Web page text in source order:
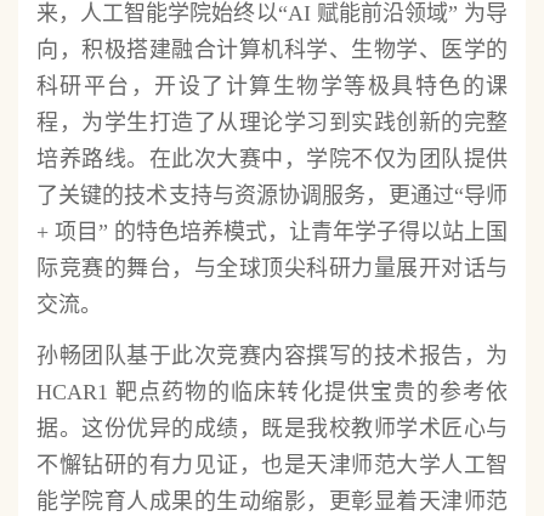
来，人工智能学院始终以“AI 赋能前沿领域” 为导
向，积极搭建融合计算机科学、生物学、医学的
科研平台，开设了计算生物学等极具特色的课
程，为学生打造了从理论学习到实践创新的完整
培养路线。在此次大赛中，学院不仅为团队提供
了关键的技术支持与资源协调服务，更通过“导师
+ 项目” 的特色培养模式，让青年学子得以站上国
际竞赛的舞台，与全球顶尖科研力量展开对话与
交流。
孙畅团队基于此次竞赛内容撰写的技术报告，为
HCAR1 靶点药物的临床转化提供宝贵的参考依
据。这份优异的成绩，既是我校教师学术匠心与
不懈钻研的有力见证，也是天津师范大学人工智
能学院育人成果的生动缩影，更彰显着天津师范